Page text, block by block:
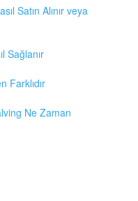
Satın Alınır veya
Sağlanır
Farklıdır
Ne Zaman